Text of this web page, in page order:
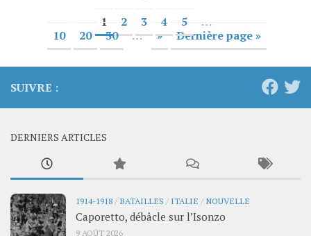
1 2 3 4 5
…
10
20 30 … » Dernière page »
SUIVRE :
DERNIERS ARTICLES
1914-1918 / BATAILLES / ITALIE / NOUVELLE
Caporetto, débâcle sur l’Isonzo
9 AOÛT 2026